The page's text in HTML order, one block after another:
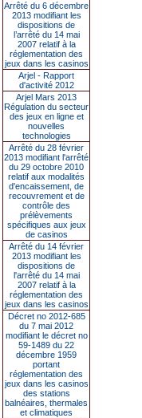
Arrêté du 6 décembre
2013 modifiant les
dispositions de
l’arrêté du 14 mai
2007 relatif à la
réglementation des
jeux dans les casinos
Arjel - Rapport
d'activité 2012
Arjel Mars 2013
Régulation du secteur
des jeux en ligne et
nouvelles
technologies
Arrêté du 28 février
2013 modifiant l'arrêté
du 29 octobre 2010
relatif aux modalités
d'encaissement, de
recouvrement et de
contrôle des
prélèvements
spécifiques aux jeux
de casinos
Arrêté du 14 février
2013 modifiant les
dispositions de
l'arrêté du 14 mai
2007 relatif à la
réglementation des
jeux dans les casinos
Décret no 2012-685
du 7 mai 2012
modifiant le décret no
59-1489 du 22
décembre 1959
portant
réglementation des
jeux dans les casinos
des stations
balnéaires, thermales
et climatiques